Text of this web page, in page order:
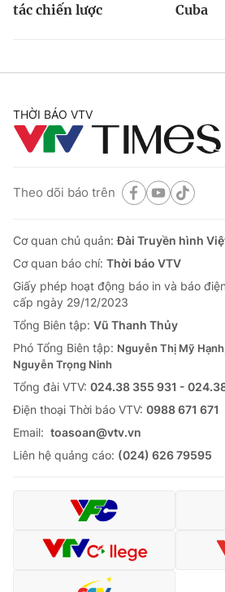
tác chiến lược
Cuba
THỜI BÁO VTV
Theo dõi báo trên
Cơ quan chủ quản:Đài Truyền hình
Cơ quan báo chí: Thời báo VTV
Giấy phép hoạt động báo in và báo
cấp ngày 29/12/2023
Tổng Biên tập: Vũ Thanh Thủy
Phó Tổng Biên tập: Nguyễn Thị Mỹ
Nguyễn Trọng Ninh
Tổng đài VTV: 024.38 355 931 -
Ðiện thoại Thời báo VTV: 0988 671 671
Email: toasoan@vtv.vn
Liên hệ quảng cáo: (024) 626 79595